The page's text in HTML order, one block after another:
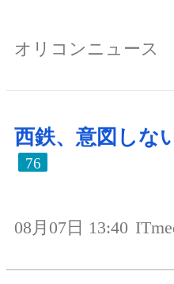
オリコンニュース
西鉄、意図しな
76
08月07日 13:40